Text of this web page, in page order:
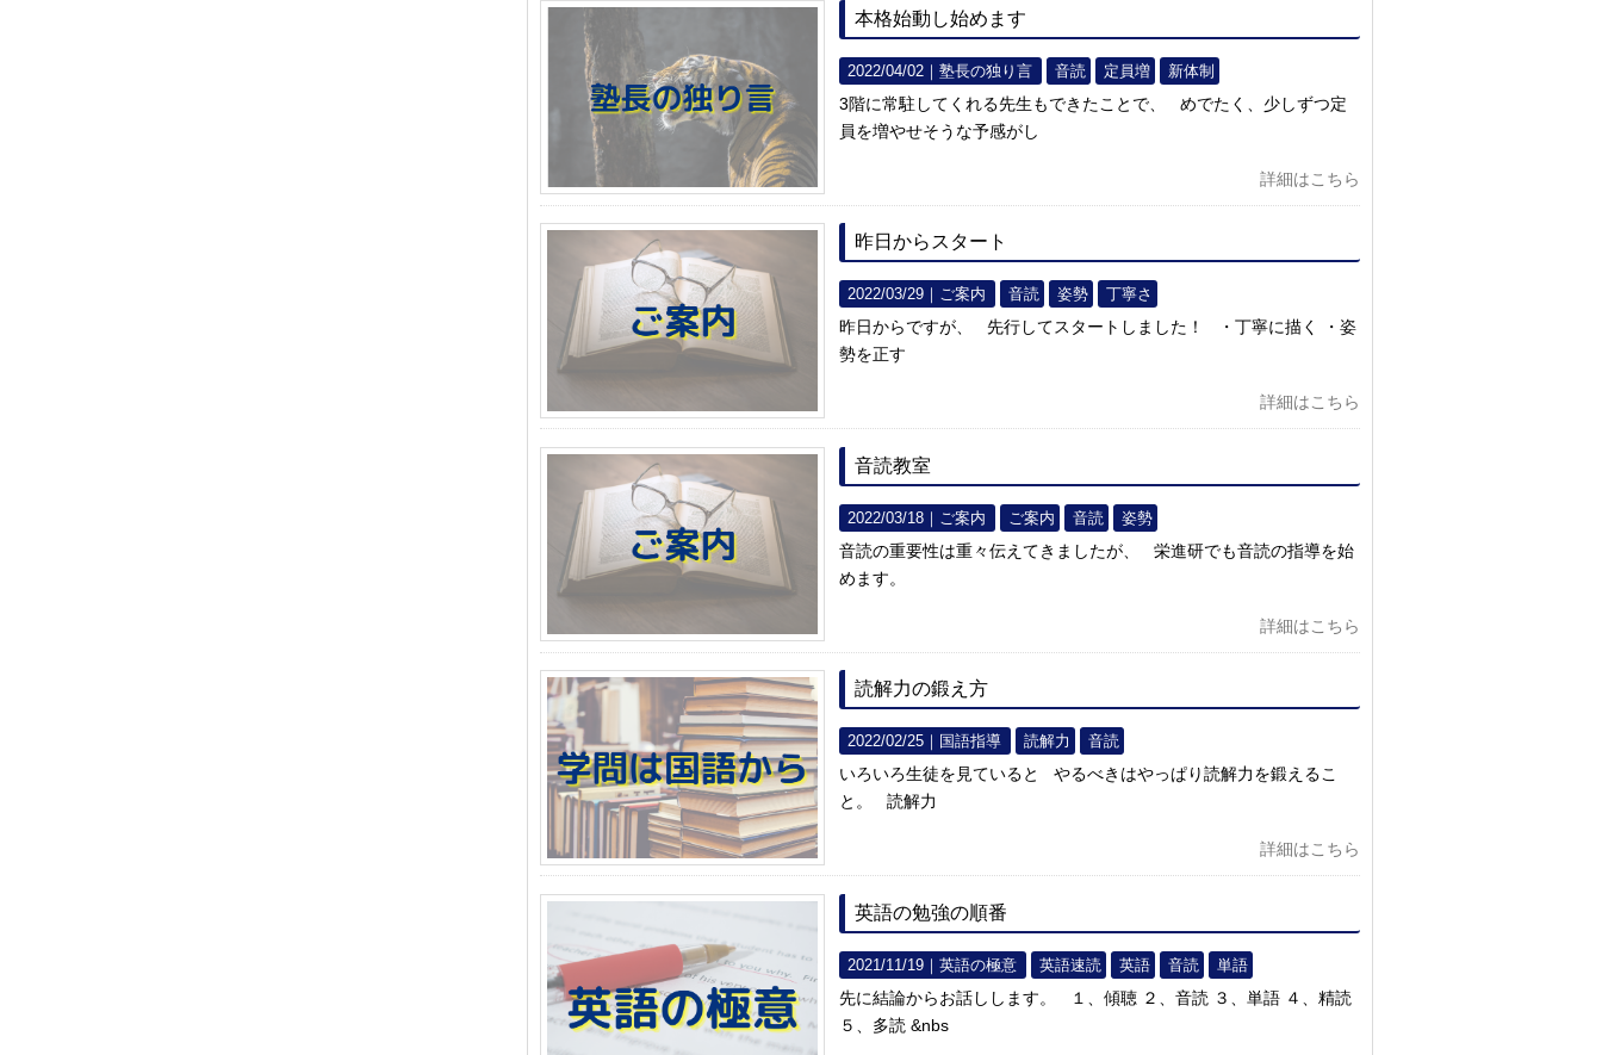
本格始動し始めます
2022/04/02｜塾長の独り言 音読 定員増 新体制
3階に常駐してくれる先生もできたことで、 めでたく、少しずつ定
員を増やせそうな予感がし
詳細はこちら
昨日からスタート
2022/03/29｜ ご案内 音読 姿勢 丁寧さ
昨日からですが、 先行してスタートしました！ ・丁寧に描く ・姿
勢を正す
詳細はこちら
音読教室
2022/03/18｜ ご案内 ご案内 音読 姿勢
音読の重要性は重々伝えてきましたが、 栄進研でも音読の指導を始
めます。
詳細はこちら
読解力の鍛え方
2022/02/25｜ 国語指導 読解力 音読
いろいろ生徒を見ていると やるべきはやっぱり読解力を鍛えるこ
と。 読解力
詳細はこちら
英語の勉強の順番
2021/11/19｜英語の極意 英語速読 英語 音読 単語
先に結論からお話しします。 １、傾聴 ２、音読 ３、単語 ４、精読
５、多読 &nbs